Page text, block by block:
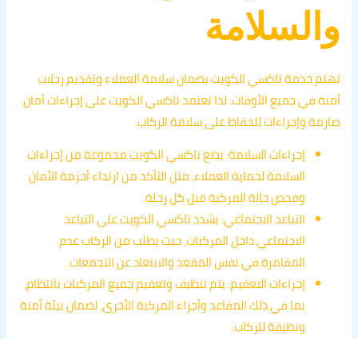
والسلامة
تهتم خدمة تاكسي الكويت بضمان سلامة العملاء وتقديم رحلات
آمنة في جميع الأوقات. لذا تعتمد تاكسي الكويت على إجراءات أمان
صارمة وإجراءات للحفاظ على سلامة الركاب.
إجراءات السلامة: يضع تاكسي الكويت مجموعة من إجراءات
السلامة لحماية العملاء، مثل التأكد من ارتداء أحزمة الأمان
وفحص حالة المركبة قبل كل رحلة.
التباعد الاجتماعي: يشدد تاكسي الكويت على التباعد
الاجتماعي داخل المركبات، حيث يطلب من الركاب عدم
المقامرة في نفس المقعد والابتعاد عن التجمعات.
إجراءات التعقيم: يتم تنظيف وتعقيم جميع المركبات بانتظام،
بما في ذلك المقاعد وأجزاء المركبة الأخرى، لضمان بيئة آمنة
ونظيفة للركاب.